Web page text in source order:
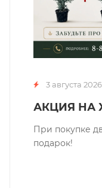
3 августа 2026
АКЦИЯ НА
При покупке
подарок!